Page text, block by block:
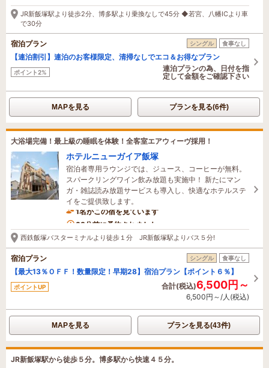
JR新飯塚駅より徒歩2分、博多駅より乗換なしで45分 ◆若宮、八幡ICより車
で30分
宿泊プラン シングル 食事なし
【連泊割引】連泊のお客様限定、清掃なしでエコ＆お得なプラン
ポイント2%
連泊プランの為、日付を指
定して金額をご確認下さい
MAPを見る プランを見る(6件)
大浴場完備！最上級の睡眠を体験！全客室エアウィーヴ採用！
ホテルニューガイア飯塚
宿泊者専用ラウンジでは、ジュース、コーヒーが無料。
スパークリングワイン飲み放題も実施中！ 新たにマン
ガ・雑誌読み放題サービスも導入し、快適なホテルステ
イをご提供致します。
1名がこの宿を見ています
38分前に予約されました
西鉄飯塚バスターミナルより徒歩１分 JR新飯塚駅よりバス５分!
宿泊プラン シングル 食事なし
【最大13％ＯＦＦ！数量限定！早期28】宿泊プラン【ポイント６％】
ポイントUP 合計(税込)6,500円～
6,500円～/人(税込)
MAPを見る プランを見る(43件)
JR新飯塚駅から徒歩５分。博多駅から快速４５分。